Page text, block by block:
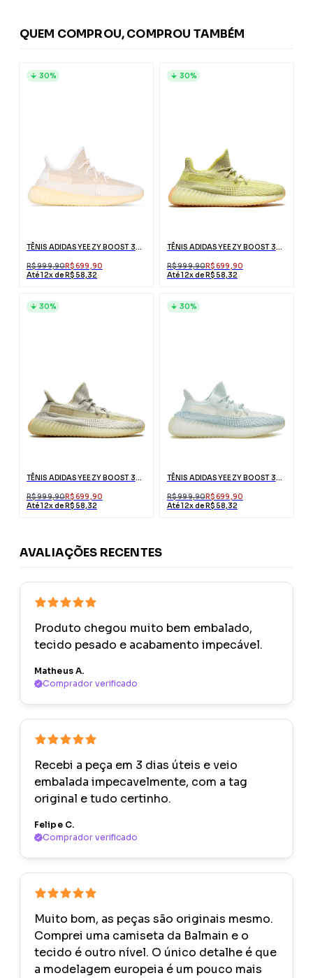
QUEM COMPROU, COMPROU TAMBÉM
TÊNIS ADIDAS YEEZY BOOST 350 V2
R$ 999,90R$ 699,90
Até 12x de R$ 58,32
30%
TÊNIS ADIDAS YEEZY BOOST 350 V2 ANTLIA
R$ 999,90R$ 699,90
Até 12x de R$ 58,32
30%
TÊNIS ADIDAS YEEZY BOOST 350 V2 LUNDMARK REFLECTIVE
R$ 999,90R$ 699,90
Até 12x de R$ 58,32
30%
TÊNIS ADIDAS YEEZY BOOST 350 V2 CLOUD WHITE
R$ 999,90R$ 699,90
Até 12x de R$ 58,32
30%
AVALIAÇÕES RECENTES
Produto chegou muito bem embalado,
tecido pesado e acabamento impecável.
Matheus A.
Comprador verificado
Recebi a peça em 3 dias úteis e veio
embalada impecavelmente, com a tag
original e tudo certinho.
Felipe C.
Comprador verificado
Muito bom, as peças são originais mesmo.
Comprei uma camiseta da Balmain e o
tecido é outro nível. O único detalhe é que
a modelagem europeia é um pouco mais